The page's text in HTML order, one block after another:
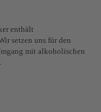
enthält
setzen uns für den
mit alkoholischen